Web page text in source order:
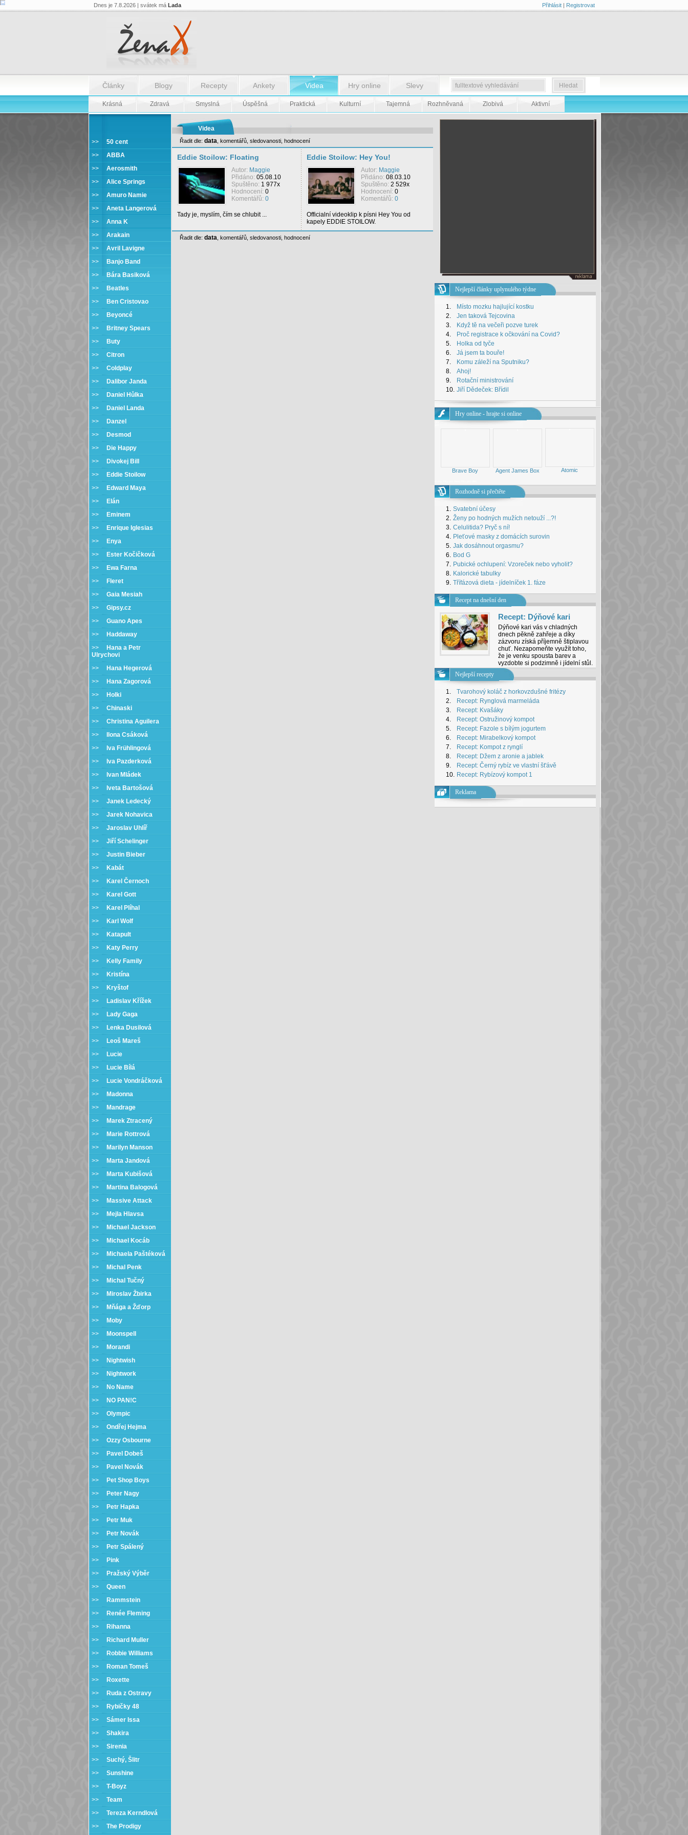
Dnes je 7.8.2026 | svátek má Lada Přihlásit| Registrovat
Články Blogy Recepty Ankety Videa Hry online Slevy
Krásná Zdravá Smyslná Úspěšná Praktická Kulturní Tajemná Rozhněvaná Zlobivá Aktivní
>> 50 cent
>> ABBA
>> Aerosmith
>> Alice Springs
>> Amuro Namie
>> Aneta Langerová
>> Anna K
>> Arakain
>> Avril Lavigne
>>
Banjo Band
>>
Bára Basiková
>>
Beatles
>>
Ben Cristovao
>>
Beyoncé
>>
Britney Spears
>>
Buty
>> Citron
>> Coldplay
>>
Dalibor Janda
>>
Daniel Hůlka
>>
Daniel Landa
>>
Danzel
>>
Desmod
>>
Die Happy
>>
Divokej Bill
>>
Eddie Stoilow
>>
Edward Maya
>>
Elán
>>
Eminem
>>
Enrique Iglesias
>>
Enya
>>
Ester Kočičková
>>
Ewa Farna
>>
Fleret
>> Gaia Mesiah
>> Gipsy.cz
>> Guano Apes
>>
Haddaway
>>
Hana a Petr
Ulrychovi
>>
Hana Hegerová
>>
Hana Zagorová
>>
Holki
>> Chinaski
>> Christina Aguilera
>>
Ilona Csáková
>>
Iva Frühlingová
>>
Iva Pazderková
>>
Ivan Mládek
>>
Iveta Bartošová
>> Janek Ledecký
>> Jarek Nohavica
>> Jaroslav Uhlíř
>> Jiří Schelinger
>> Justin Bieber
>>
Kabát
>>
Karel Černoch
>>
Karel Gott
>>
Karel Plíhal
>>
Karl Wolf
>>
Katapult
>>
Katy Perry
>>
Kelly Family
>>
Kristína
>>
Kryštof
>>
Ladislav Křížek
>>
Lady Gaga
>>
Lenka Dusilová
>>
Leoš Mareš
>>
Lucie
>>
Lucie Bílá
>>
Lucie Vondráčková
>>
Madonna
>>
Mandrage
>>
Marek Ztracený
>>
Marie Rottrová
>>
Marilyn Manson
>>
Marta Jandová
>>
Marta Kubišová
>>
Martina Balogová
>>
Massive Attack
>>
Mejla Hlavsa
>>
Michael Jackson
>>
Michael Kocáb
>>
Michaela Paštéková
>>
Michal Penk
>>
Michal Tučný
>>
Miroslav Žbirka
>>
Mňága a Žďorp
>>
Moby
>>
Moonspell
>>
Morandi
>>
Nightwish
>>
Nightwork
>>
No Name
>>
NO PAN!C
>> Olympic
>> Ondřej Hejma
>> Ozzy Osbourne
>>
Pavel Dobeš
>>
Pavel Novák
>>
Pet Shop Boys
>>
Peter Nagy
>>
Petr Hapka
>>
Petr Muk
>>
Petr Novák
>>
Petr Spálený
>>
Pink
>>
Pražský Výběr
>> Queen
>>
Rammstein
>>
Renée Fleming
>>
Rihanna
>>
Richard Muller
>>
Robbie Williams
>>
Roman Tomeš
>>
Roxette
>>
Ruda z Ostravy
>>
Rybičky 48
>> Sámer Issa
>> Shakira
>> Sirenia
>> Suchý, Šlitr
>> Sunshine
>> T-Boyz
>> Team
>> Tereza Kerndlová
>> The Prodigy
Videa
Eddie Stoilow
Řadit dle: data komentářů, sledovanosti, hodnocení
Eddie Stoilow: Floating
Autor: Maggie
Přidáno: 05.08.10
Spuštěno: 1 977x
Hodnocení: 0
Komentářů: 0
Tady je, myslím, čím se chlubit ...
Eddie Stoilow: Hey You!
Autor: Maggie
Přidáno: 08.03.10
Spuštěno: 2 529x
Hodnocení: 0
Komentářů: 0
Officialní videoklip k písni Hey You od
kapely EDDIE STOILOW.
Řadit dle: data komentářů, sledovanosti, hodnocení
Nejlepší články uplynulého týdne
1.
Místo mozku hajlující kostku
2.
Jen taková Tejcovina
3.
Když tě na večeři pozve turek
4.
Proč registrace k očkování na Covid?
5.
Holka od tyče
6.
Já jsem ta bouře!
7.
Komu záleží na Sputniku?
8.
Ahoj!
9.
Rotační ministrování
10. Jiří Dědeček: Břídil
Hry online - hrajte si online
Atomic
Agent James Box
Brave Boy
Rozhodně si přečtěte
1. Svatební účesy
2. Ženy po hodných mužích netouží ...?!
3. Celulitida? Pryč s ní!
4. Pleťové masky z domácích surovin
5. Jak dosáhnout orgasmu?
6. Bod G
7. Pubické ochlupení: Vzoreček nebo vyholit?
8. Kalorické tabulky
9. Třífázová dieta - jídelníček 1. fáze
Recept na dnešní den
Recept: Dýňové kari
Dýňové kari vás v chladných
dnech pěkně zahřeje a díky
zázvoru získá příjemně štiplavou
chuť. Nezapomeňte využít toho,
že je venku spousta barev a
vyzdobte si podzimně i jídelní stůl.
Nejlepší recepty
1.
Tvarohový koláč z horkovzdušné fritézy
2.
Recept: Rynglová marmeláda
3.
Recept: Kvašáky
4.
Recept: Ostružinový kompot
5.
Recept: Fazole s bílým jogurtem
6.
Recept: Mirabelkový kompot
7.
Recept: Kompot z rynglí
8.
Recept: Džem z aronie a jablek
9.
Recept: Černý rybíz ve vlastní št'ávě
10. Recept: Rybízový kompot 1
Reklama